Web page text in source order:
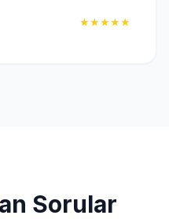
★★★★★
Sorular